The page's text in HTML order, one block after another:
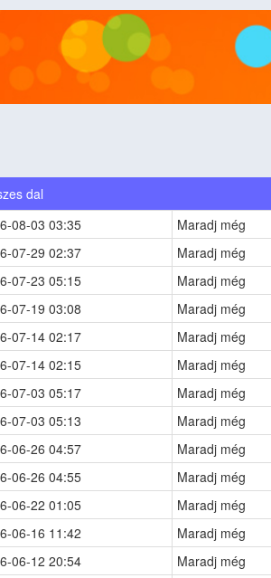
dal
08-03 03:35
Maradj még
07-29 02:37
Maradj még
07-23 05:15
Maradj még
07-19 03:08
Maradj még
07-14 02:17
Maradj még
07-14 02:15
Maradj még
07-03 05:17
Maradj még
07-03 05:13
Maradj még
06-26 04:57
Maradj még
06-26 04:55
Maradj még
06-22 01:05
Maradj még
06-16 11:42
Maradj még
06-12 20:54
Maradj még